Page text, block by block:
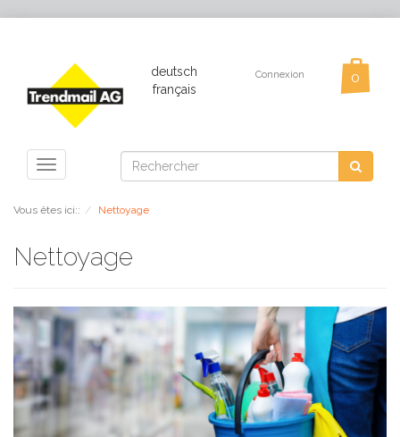
deutsch
français
Connexion
Toggle
navigation
Vous êtes ici:: Nettoyage
Nettoyage